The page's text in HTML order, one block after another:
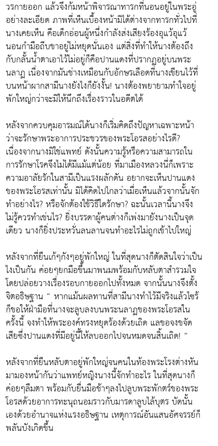
วรกายออก แล้วจึงก้มหน้าพิจารณาทารกที่นอนอยู่ในพระอู่
อย่างละเอียด ภาพที่เห็นเบื้องหน้ามิได้ต่างจากทารกทั่วไปที่
นางเคยเห็น คือเด็กอ่อนผู้หนึ่งกำลังส่งเสียงร้องอุแว้อุแว้
นอนกำมือถีบขาอยู่ไม่หยุดนั่นเอง แต่สิ่งที่ทำให้นางต้องถึง
กับกลั้นน้ำตาเอาไว้ไม่อยู่ก็คือปานแดงที่ปรากฏอยู่บนพระ
นลาฏ เนื่องจากมันช่างเหมือนกับอักษรเลือดที่นางเขียนไว้ที่
บนหน้าผากสามีนางยังไงก็ยังงั้น! นางต้องพยายามทำใจอยู่
พักใหญ่กว่าจะมิให้นึกถึงเรื่องราวในอดีตได้
หลังจากควบคุมอารมณ์ได้นางก็เริ่มคิดถึงปัญหาเฉพาะหน้า
ว่าจะรักษาพระอาการประชวรของพระโอรสอย่างไรดี?
เนื่องจากนางมิใช่แพทย์ ดังนั้นความรู้หรือความสามารถใน
การรักษาโรคจึงไม่ได้มีแม้แต่น้อย ที่มาเมืองหลวงนี่ก็เพราะ
ความอาลัยรักในสามีเป็นแรงผลักดัน อยากจะเห็นปานแดง
ของพระโอรสเท่านั้น มิได้คิดไปไกลว่าเมื่อเห็นแล้วจากนั้นจัก
ทำอย่างไร? หรือจักต้องใช้วิธีใดรักษา? ฉะนั้นเวลานี้นางจึง
ไม่รู้ควรทำเช่นไร? ยิ่งบรรดาผู้คนต่างก็เพ่งมายังนางเป็นจุด
เดียว นางก็ยิ่งประหวั่นลนลานจนทำอะไรไม่ถูกเข้าไปใหญ่
หลังจากที่ยืนเก้ๆกังๆอยู่พักใหญ่ ในที่สุดนางก็ตัดสินใจว่าเป็น
ไงเป็นกัน ค่อยๆยกมือขึ้นมาพนมพร้อมกับหลับตาสำรวมใจ
โดยปล่อยวางเรื่องรอบกายออกไปทั้งหมด จากนั้นนางจึงตั้ง
จิตอธิษฐาน “ หากแม้นผลทานที่สามีนางทำไว้มีจริงแล้วไซร้
ก็ขอให้ฝ่ามือที่นางจะลูบลงบนพระนลาฏของพระโอรสใน
ครั้งนี้ จงทำให้พระองค์ทรงหยุดร้องด้วยเถิด แลขอจงขจัด
เสียซึ่งปานแดงที่มีอยู่นี้ให้ลบออกไปจนหมดจนสิ้นเถิด! ”
หลังจากที่ยืนหลับตาอยู่พักใหญ่จนคนในท้องพระโรงต่างหัน
มามองหน้ากันว่าแพทย์หญิงนางนี้จักทำอะไร ในที่สุดนางก็
ค่อยๆลืมตา พร้อมกับยื่นมือช้าๆลงไปลูบพระพักตร์ของพระ
โอรสด้วยอาการทะนุถนอมราวกับมารดาลูบไล้บุตร บัดนั้น
เองด้วยอำนาจแห่งแรงอธิษฐาน เหตุการณ์อันแสนอัศจรรย์ก็
พลันบังเกิดขึ้น